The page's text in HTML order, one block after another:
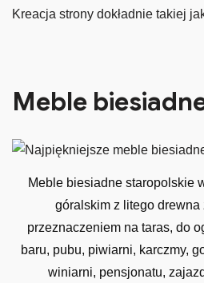
Kreacja strony dokładnie takiej
Meble
Meble biesiadne staropolskie
góralskim z litego drewna
przeznaczeniem na taras, do
baru, pubu, piwiarni, karczmy,
winiarni, pensjonatu,